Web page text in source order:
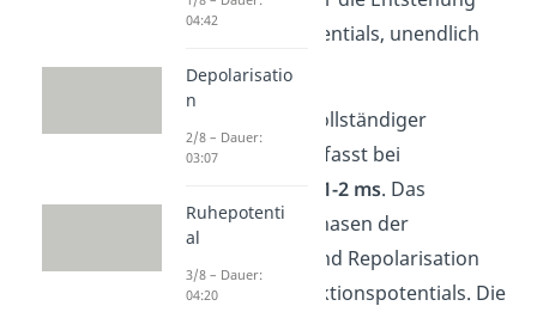
eines Aktionspotentials, unendlich
groß ist.
Die Zeitspanne vollständiger
Inaktivierung umfasst bei
1-2 ms. Das
entspricht den Phasen der
Depolarisation und Repolarisation
während eines Aktionspotentials. Die
04:42
Depolarisatio
n
2/8 – Dauer:
03:07
Ruhepotenti
al
3/8 – Dauer:
04:20